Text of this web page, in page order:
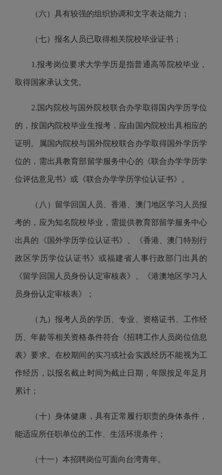
（六）具有较强的组织协调和文字表达能力；
（七）报名人员已取得相关院校毕业证书；
1.报考岗位要求大学学历是指普通高等院校毕业，
取得国家承认文凭。
2. 国内院校与国外院校联合办学取得国内学历学位
的，按国内院校毕业生报考，应由国内院校出具相应的
证明。属国内院校与国外院校联合办学取得国外学历学
位的，需出具教育部留学服务中心的《联合办学学历学
位评估意见书》或《联合办学学历学位认证书》。
（ 八 ） 留学回国人员、香港、澳门地区学习人员报
考的，应为知名院校毕业，需提供教育部留学服务中心
出具的《国外学历学位认证书》、《香港、澳门特别行
政区学历学位认证书》或福建省人事行政部门出具的
《留学回国人员身份认定审核表》、《港澳地区学习人
员身份认定审核表》；
（ 九）报考人员的学历、专业、资格证书、工作经
历、年龄等相关资格条件符合《招聘工作人员岗位信息
表》要求。在校期间的实习或社会实践经历不能视为工
作经历，以报名截止时间 为截止日期，年限按足年足月
累计；
（十）身体健康，具有正常履行职责的身体条件，
能适应所任职单位的工作、生活环境条件；
（十一） 本招聘岗位可面向台湾青年。